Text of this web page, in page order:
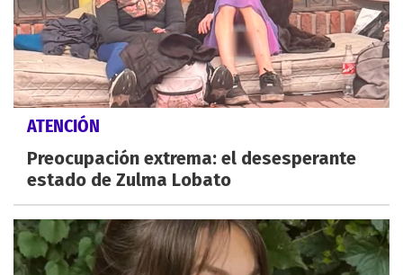
ATENCIÓN
Preocupación extrema: el desesperante
estado de Zulma Lobato